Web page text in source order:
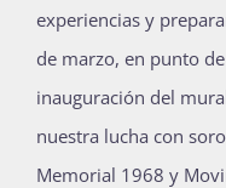
experiencias y
de marzo, en punto
inauguración del
nuestra lucha con
Memorial 1968 y